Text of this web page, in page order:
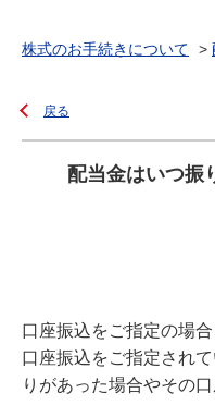
株式のお手続きについて >
戻る
配当金はいつ振
口座振込をご指定の場
口座振込をご指定され
りがあった場合やその